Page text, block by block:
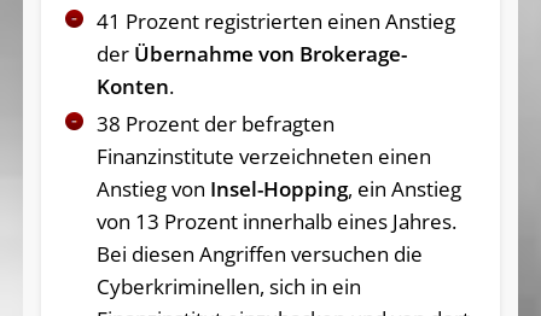
41 Prozent registrierten einen Anstieg
der Übernahme von Brokerage-
Konten.
38 Prozent der befragten
Finanzinstitute verzeichneten einen
Anstieg von Insel-Hopping, ein Anstieg
von 13 Prozent innerhalb eines Jahres.
Bei diesen Angriffen versuchen die
Cyberkriminellen, sich in ein